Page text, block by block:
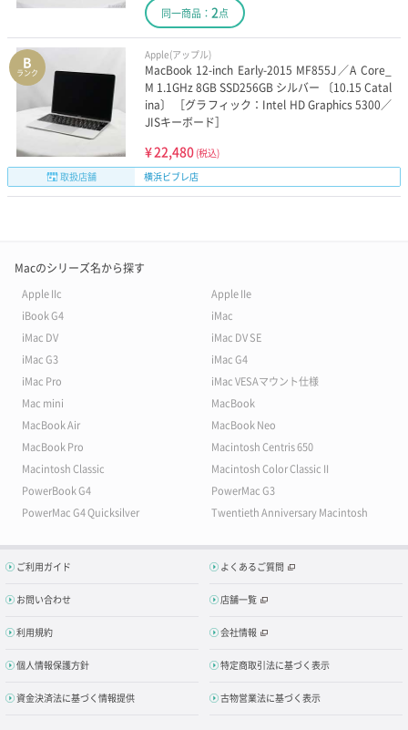
同一商品： 2点
B
ランク
Apple(アップル)
MacBook 12-inch Early-2015 MF855J／A Core_
M 1.1GHz 8GB SSD256GB シルバー 〔10.15 Catal
ina〕 ［グラフィック：Intel HD Graphics 5300／
JISキーボード］
¥22,480 (税込)
取扱店舗
横浜ビブレ店
Macのシリーズ名から探す
Apple IIc
Apple IIe
iBook G4
iMac
iMac DV
iMac DV SE
iMac G3
iMac G4
iMac Pro
iMac VESAマウント仕様
Mac mini
MacBook
MacBook Air
MacBook Neo
MacBook Pro
Macintosh Centris 650
Macintosh Classic
Macintosh Color Classic II
PowerBook G4
PowerMac G3
PowerMac G4 Quicksilver
Twentieth Anniversary Macintosh
ご利用ガイド よくあるご質問
お問い合わせ 店舗一覧
利用規約 会社情報
個人情報保護方針 特定商取引法に基づく表示
資金決済法に基づく情報提供 古物営業法に基づく表示